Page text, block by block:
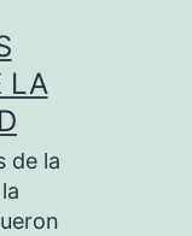
LA
de la